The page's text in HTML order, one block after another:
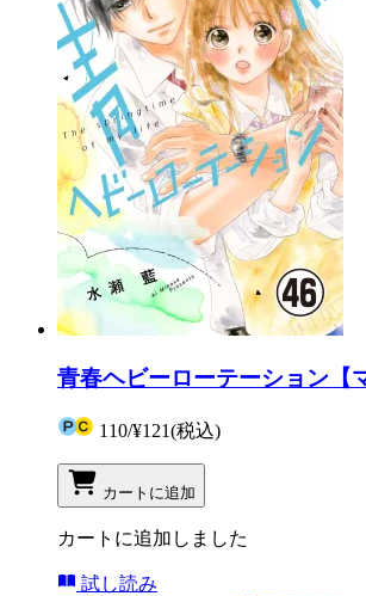
青春ヘビーローテーション【
110/¥121(税込)
カートに追加
カートに追加しました
試し読み